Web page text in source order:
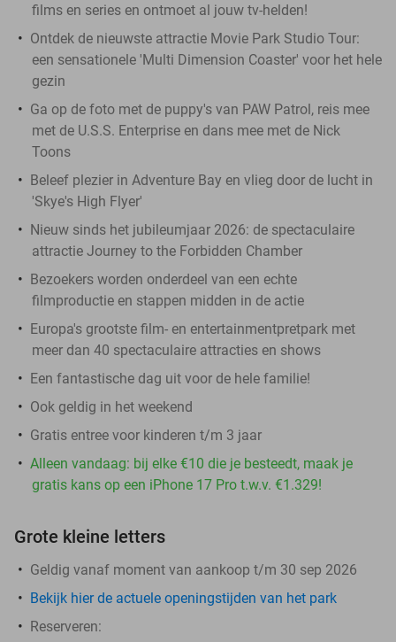
films en series en ontmoet al jouw tv-helden!
Ontdek de nieuwste attractie Movie Park Studio Tour:
een sensationele 'Multi Dimension Coaster' voor het hele
gezin
Ga op de foto met de puppy's van PAW Patrol, reis mee
met de U.S.S. Enterprise en dans mee met de Nick
Toons
Beleef plezier in Adventure Bay en vlieg door de lucht in
'Skye's High Flyer'
Nieuw sinds het jubileumjaar 2026: de spectaculaire
attractie Journey to the Forbidden Chamber
Bezoekers worden onderdeel van een echte
filmproductie en stappen midden in de actie
Europa's grootste film- en entertainmentpretpark met
meer dan 40 spectaculaire attracties en shows
Een fantastische dag uit voor de hele familie!
Ook geldig in het weekend
Gratis entree voor kinderen t/m 3 jaar
Alleen vandaag: bij elke €10 die je besteedt, maak je
gratis kans op een iPhone 17 Pro t.w.v. €1.329!
Grote kleine letters
Geldig vanaf moment van aankoop t/m 30 sep 2026
Bekijk hier de actuele openingstijden van het park
Reserveren: